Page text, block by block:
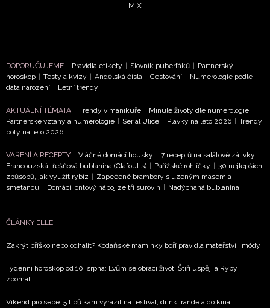
NEWSLETTER
ODESLAT
Přihlášením k newsletteru souhlasíte sObchodními
MIX
DOPORUČUJEME Pravidla etikety | Slovník puberťáků | Partnerský
horoskop | Testy a kvízy | Andělská čísla | Cestování | Numerologie podle
data narození | Letní trendy
AKTUÁLNÍ TÉMATA Trendy v manikúře | Minulé životy dle numerologie |
Partnerské vztahy a numerologie | Seriál Ulice | Plavky na léto 2026 | Trendy
boty na léto 2026
VAŘENÍ A RECEPTY Vláčné domácí housky | 7 receptů na salátové zálivky |
Francouzská třešňová bublanina (Clafoutis) | Pařížské rohlíčky | 30 nejlepších
způsobů, jak využít rybíz | Zapečené brambory s uzeným masem a
smetanou | Domácí iontový nápoj ze tří surovin | Nadýchaná bublanina
ČLÁNKY ELLE
Zakrýt bříško nebo odhalit? Kodaňské maminky boří pravidla mateřství i módy
Týdenní horoskop od 10. srpna: Lvům se obrací život, Štíři uspějí a Ryby
zpomalí
Víkend pro sebe: 5 tipů kam vyrazit na festival, drink, rande a do kina